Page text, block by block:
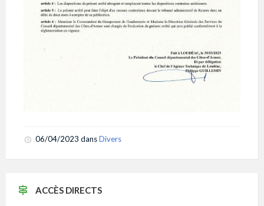
06/04/2023 dansDivers
ACCÈS DIRECTS